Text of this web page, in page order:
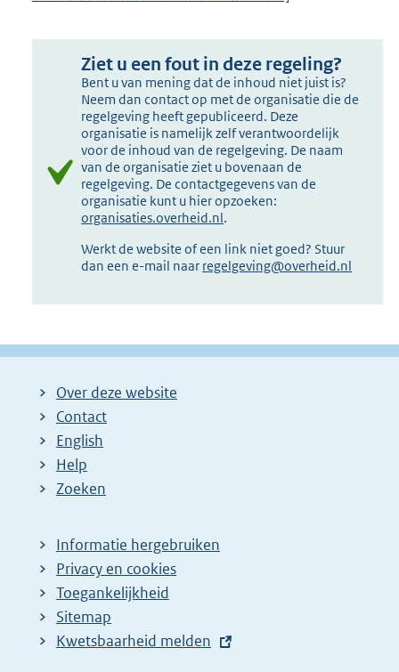
Ziet u een fout in deze regeling?
Bent u van mening dat de inhoud niet juist is?
Neem dan contact op met de organisatie die de
regelgeving heeft gepubliceerd. Deze
organisatie is namelijk zelf verantwoordelijk
voor de inhoud van de regelgeving. De naam
van de organisatie ziet u bovenaan de
regelgeving. De contactgegevens van de
organisatie kunt u hier opzoeken:
organisaties.overheid.nl.
Werkt de website of een link niet goed? Stuur
dan een e-mail naar regelgeving@overheid.nl
Over deze website
Contact
English
Help
Zoeken
Informatie hergebruiken
Privacy en cookies
Toegankelijkheid
Sitemap
E
Kwetsbaarheid melden